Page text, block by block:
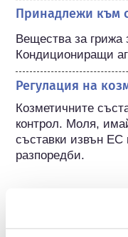
Принадлежи към
Вещества за грижа
Кондициониращи
Регулация на
Козметичните
контрол. Моля,
съставки извън ЕС
разпоредби.